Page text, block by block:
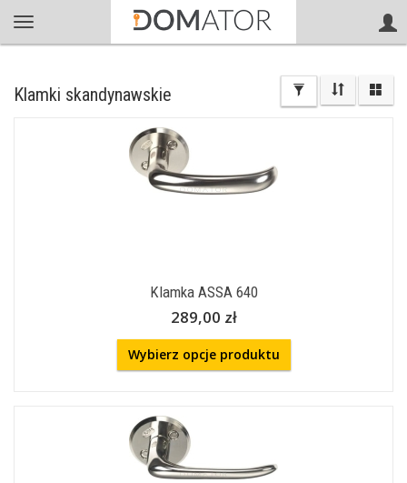
Klamki skandynawskie
Klamka ASSA 640
289,00 zł
Wybierz opcje produktu